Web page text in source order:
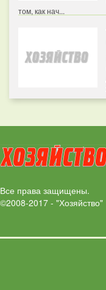
том, как нач...
Все права защищены.
©2008-2017 - "Хозяйство"